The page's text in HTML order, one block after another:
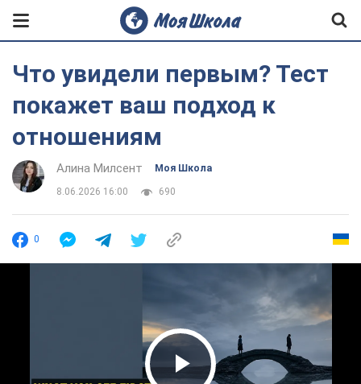
Что увидели первым? Тест
покажет ваш подход к
отношениям
Алина Милсент Моя Школа
8.06.2026 16:00 690
0